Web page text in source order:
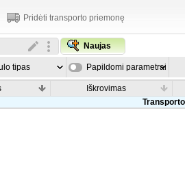
Pridėti transporto priemonę
Naujas
tipas Papildomi parametrai
Iškrovimas